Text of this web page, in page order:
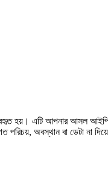
হয়। এটি আপনার আসল
অবস্থান বা ডেটা না